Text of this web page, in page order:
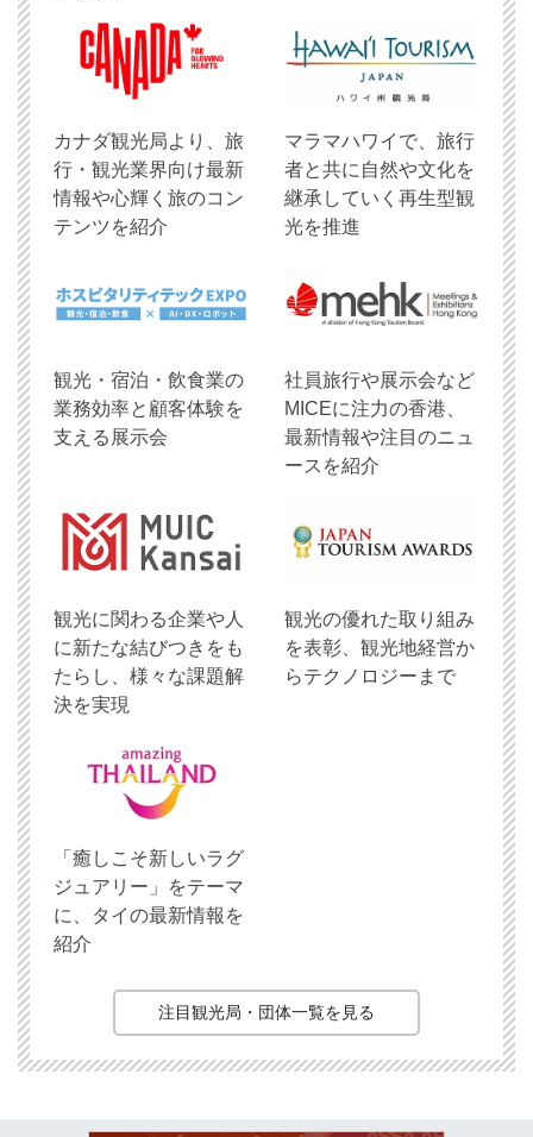
​カナダ観光局より、旅
行・観光業界向け最新
情報や心輝く旅のコン
テンツを紹介
マラマハワイで、旅行
者と共に自然や文化を
継承していく再生型観
光を推進
観光・宿泊・飲食業の
業務効率と顧客体験を
支える展示会
社員旅行や展示会など
MICEに注力の香港、
最新情報や注目のニュ
ースを紹介
観光に関わる企業や人
に新たな結びつきをも
たらし、様々な課題解
決を実現
観光の優れた取り組み
を表彰、観光地経営か
らテクノロジーまで
「癒しこそ新しいラグ
ジュアリー」をテーマ
に、タイの最新情報を
紹介
注目観光局・団体一覧を見る